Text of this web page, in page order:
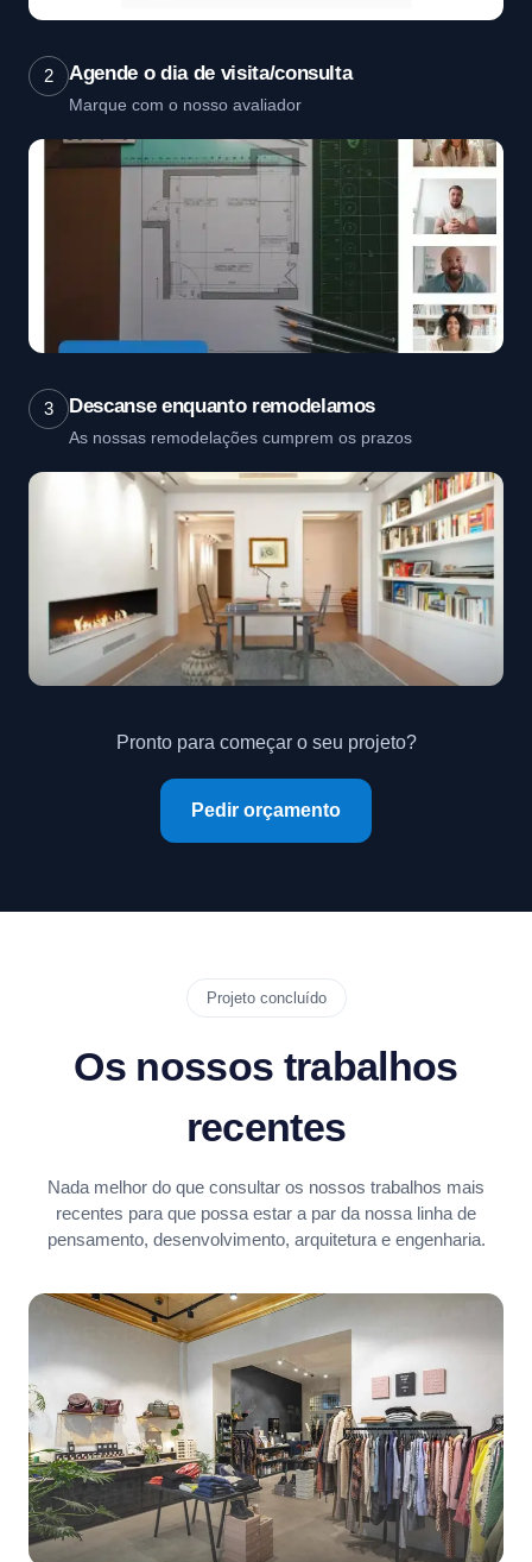
2 Agende o dia de visita/consulta
Marque com o nosso avaliador
3 Descanse enquanto remodelamos
As nossas remodelações cumprem os prazos
Pronto para começar o seu projeto?
Pedir orçamento
Projeto concluído
Os nossos trabalhos
recentes
Nada melhor do que consultar os nossos trabalhos mais
recentes para que possa estar a par da nossa linha de
pensamento, desenvolvimento, arquitetura e engenharia.